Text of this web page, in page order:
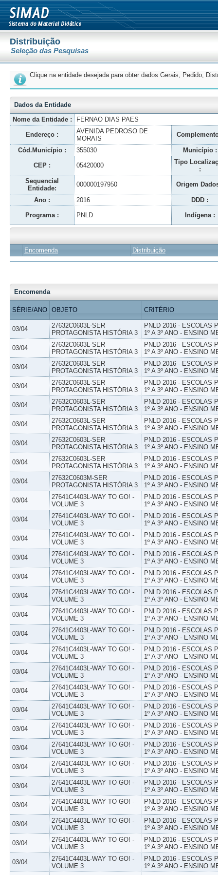
Distribuição
Seleção das Pesquisas
Clique na entidade desejada para obter dados Gerais, Pedido,
Dados da Entidade
Nome da Entidade :
FERNAO DIAS PAES
Endereço :
AVENIDA PEDROSO DE
MORAIS
Cód.Município : 355030 Município :
CEP : 05420000
Tipo
:
Sequencial
Entidade:
000000197950 Origem
Ano : 2016 DDD :
Programa : PNLD Indígena :
Encomenda Distribuição
Encomenda
SÉRIE/ANO OBJETO CRITÉRIO
03/04
27632C0603L-SER
PROTAGONISTA HISTÓRIA 3
PNLD 2016 - ESCOLAS
1º A 3º ANO - ENSINO
03/04
27632C0603L-SER
PROTAGONISTA HISTÓRIA 3
PNLD 2016 - ESCOLAS
1º A 3º ANO - ENSINO
03/04
27632C0603L-SER
PROTAGONISTA HISTÓRIA 3
PNLD 2016 - ESCOLAS
1º A 3º ANO - ENSINO
03/04
27632C0603L-SER
PROTAGONISTA HISTÓRIA 3
PNLD 2016 - ESCOLAS
1º A 3º ANO - ENSINO
03/04
27632C0603L-SER
PROTAGONISTA HISTÓRIA 3
PNLD 2016 - ESCOLAS
1º A 3º ANO - ENSINO
03/04
27632C0603L-SER
PROTAGONISTA HISTÓRIA 3
PNLD 2016 - ESCOLAS
1º A 3º ANO - ENSINO
03/04
27632C0603L-SER
PROTAGONISTA HISTÓRIA 3
PNLD 2016 - ESCOLAS
1º A 3º ANO - ENSINO
03/04
27632C0603L-SER
PROTAGONISTA HISTÓRIA 3
PNLD 2016 - ESCOLAS
1º A 3º ANO - ENSINO
03/04
27632C0603M-SER
PROTAGONISTA HISTÓRIA 3
PNLD 2016 - ESCOLAS
1º A 3º ANO - ENSINO
03/04
27641C4403L-WAY TO GO! -
VOLUME 3
PNLD 2016 - ESCOLAS
1º A 3º ANO - ENSINO
03/04
27641C4403L-WAY TO GO! -
VOLUME 3
PNLD 2016 - ESCOLAS
1º A 3º ANO - ENSINO
03/04
27641C4403L-WAY TO GO! -
VOLUME 3
PNLD 2016 - ESCOLAS
1º A 3º ANO - ENSINO
03/04
27641C4403L-WAY TO GO! -
VOLUME 3
PNLD 2016 - ESCOLAS
1º A 3º ANO - ENSINO
03/04
27641C4403L-WAY TO GO! -
VOLUME 3
PNLD 2016 - ESCOLAS
1º A 3º ANO - ENSINO
03/04
27641C4403L-WAY TO GO! -
VOLUME 3
PNLD 2016 - ESCOLAS
1º A 3º ANO - ENSINO
03/04
27641C4403L-WAY TO GO! -
VOLUME 3
PNLD 2016 - ESCOLAS
1º A 3º ANO - ENSINO
03/04
27641C4403L-WAY TO GO! -
VOLUME 3
PNLD 2016 - ESCOLAS
1º A 3º ANO - ENSINO
03/04
27641C4403L-WAY TO GO! -
VOLUME 3
PNLD 2016 - ESCOLAS
1º A 3º ANO - ENSINO
03/04
27641C4403L-WAY TO GO! -
VOLUME 3
PNLD 2016 - ESCOLAS
1º A 3º ANO - ENSINO
03/04
27641C4403L-WAY TO GO! -
VOLUME 3
PNLD 2016 - ESCOLAS
1º A 3º ANO - ENSINO
03/04
27641C4403L-WAY TO GO! -
VOLUME 3
PNLD 2016 - ESCOLAS
1º A 3º ANO - ENSINO
03/04
27641C4403L-WAY TO GO! -
VOLUME 3
PNLD 2016 - ESCOLAS
1º A 3º ANO - ENSINO
03/04
27641C4403L-WAY TO GO! -
VOLUME 3
PNLD 2016 - ESCOLAS
1º A 3º ANO - ENSINO
03/04
27641C4403L-WAY TO GO! -
VOLUME 3
PNLD 2016 - ESCOLAS
1º A 3º ANO - ENSINO
03/04
27641C4403L-WAY TO GO! -
VOLUME 3
PNLD 2016 - ESCOLAS
1º A 3º ANO - ENSINO
03/04
27641C4403L-WAY TO GO! -
VOLUME 3
PNLD 2016 - ESCOLAS
1º A 3º ANO - ENSINO
03/04
27641C4403L-WAY TO GO! -
VOLUME 3
PNLD 2016 - ESCOLAS
1º A 3º ANO - ENSINO
03/04
27641C4403L-WAY TO GO! -
VOLUME 3
PNLD 2016 - ESCOLAS
1º A 3º ANO - ENSINO
03/04
27641C4403L-WAY TO GO! -
VOLUME 3
PNLD 2016 - ESCOLAS
1º A 3º ANO - ENSINO